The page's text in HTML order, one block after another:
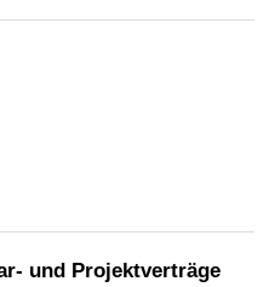
und Projektverträge